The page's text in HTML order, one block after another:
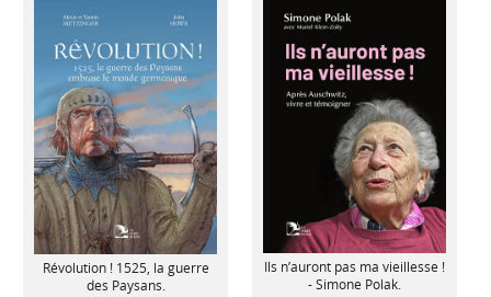
Révolution ! 1525, la guerre
des Paysans.
Ils n’auront pas ma vieillesse !
- Simone Polak.